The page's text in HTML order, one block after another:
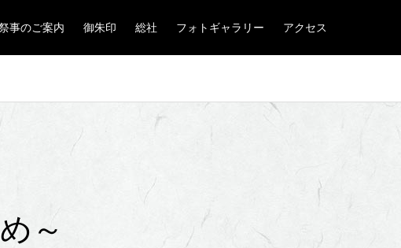
事のご案内 御朱印 総社 フォトギャラリー アクセス
～